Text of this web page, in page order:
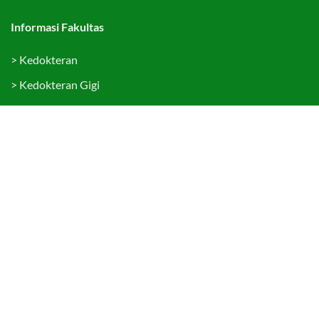
Informasi Fakultas
> Kedokteran
> Kedokteran Gigi
>Ekonomi dan Bisnis